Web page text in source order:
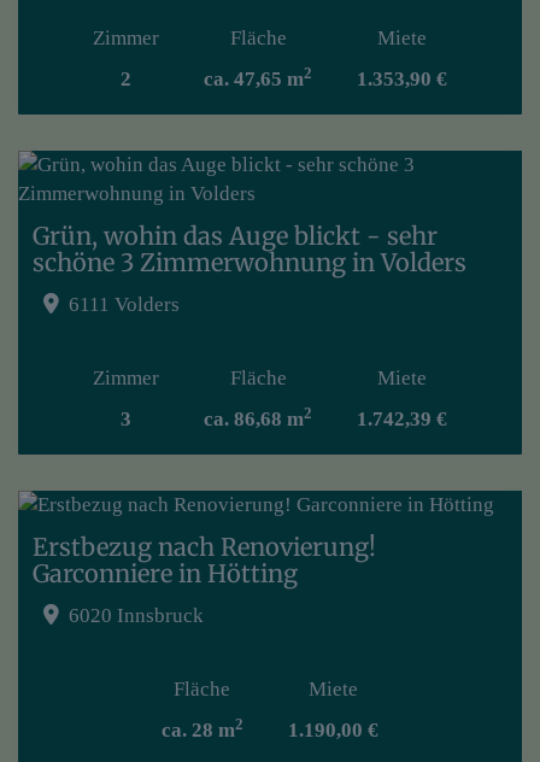
Zimmer
2
Fläche
ca. 47,65 m2
Miete
1.353,90 €
Grün, wohin das Auge blickt - sehr
schöne 3 Zimmerwohnung in Volders
6111 Volders
Zimmer
3
Fläche
ca. 86,68 m2
Miete
1.742,39 €
Erstbezug nach Renovierung!
Garconniere in Hötting
6020 Innsbruck
Fläche
ca. 28 m2
Miete
1.190,00 €